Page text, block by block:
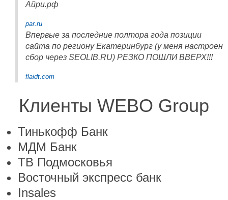
Айри.рф
par.ru
Впервые за последние полтора года позиции
сайта по региону Екатеринбург (у меня настроен
сбор через SEOLIB.RU) РЕЗКО ПОШЛИ ВВЕРХ!!!
flaidt.com
Клиенты WEBO Group
Тинькофф Банк
МДМ Банк
ТВ Подмосковья
Восточный экспресс банк
Insales